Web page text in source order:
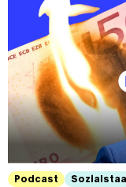
Podcast